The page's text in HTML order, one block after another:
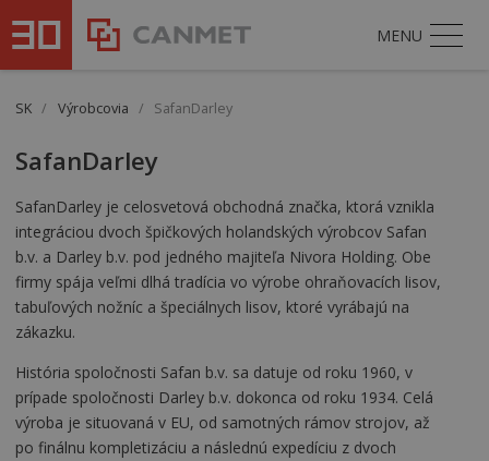
MENU
SK / Výrobcovia / SafanDarley
SafanDarley
SafanDarley je celosvetová obchodná značka, ktorá vznikla
integráciou dvoch špičkových holandských výrobcov Safan
b.v. a Darley b.v. pod jedného majiteľa Nivora Holding. Obe
firmy spája veľmi dlhá tradícia vo výrobe ohraňovacích lisov,
tabuľových nožníc a špeciálnych lisov, ktoré vyrábajú na
zákazku.
História spoločnosti Safan b.v. sa datuje od roku 1960, v
prípade spoločnosti Darley b.v. dokonca od roku 1934. Celá
výroba je situovaná v EU, od samotných rámov strojov, až
po finálnu kompletizáciu a následnú expedíciu z dvoch